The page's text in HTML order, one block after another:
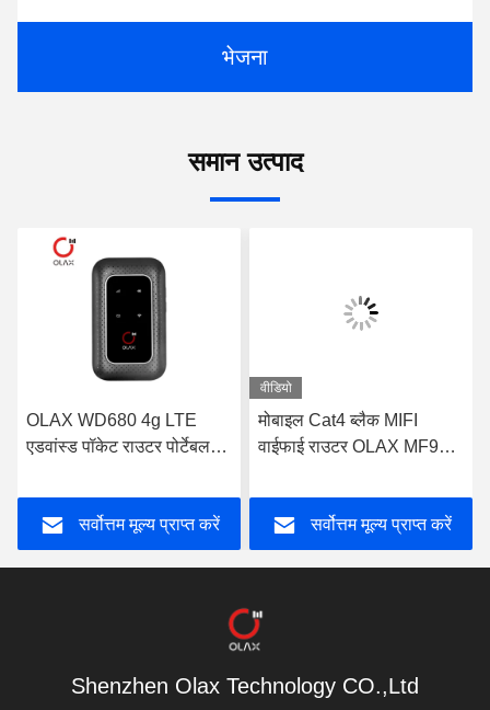
भेजना
समान उत्पाद
OLAX WD680 4g LTE
एडवांस्ड पॉकेट राउटर पोर्टेबल
सर्वोत्तम मूल्य प्राप्त करें
वीडियो
मोबाइल Cat4 ब्लैक MIFI
वाईफाई राउटर OLAX MF982
सर्वोत्तम मूल्य प्राप्त करें
Shenzhen Olax Technology CO.,Ltd